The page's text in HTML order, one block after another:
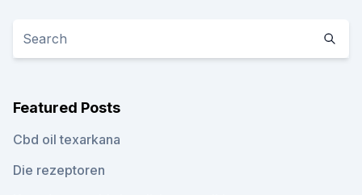
Featured Posts
Cbd oil texarkana
Die rezeptoren